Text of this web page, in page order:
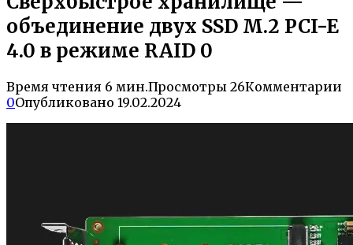
объединение двух SSD M.2 PCI-E
4.0 в режиме RAID 0
Время чтения 6 мин.Просмотры 26Комментарии
0Опубликовано 19.02.2024